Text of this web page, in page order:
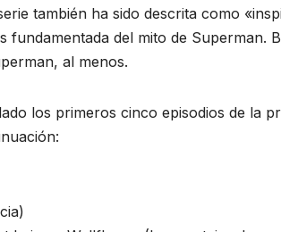
también ha sido descrita como
fundamentada del mito de Superman.
al menos.
los primeros cinco episodios de la